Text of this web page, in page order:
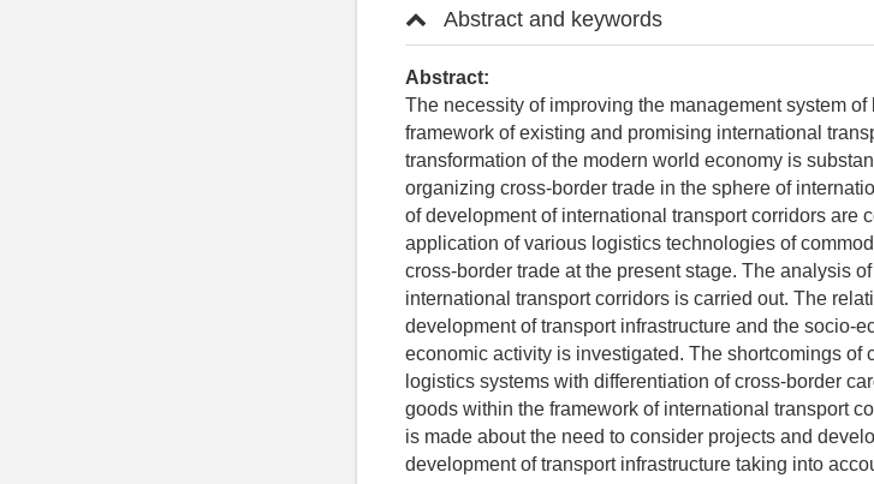
Abstract and keywords
Abstract:
The necessity of improving the management system
framework of existing and promising international
transformation of the modern world economy is
organizing cross-border trade in the sphere of
of development of international transport corridors are
application of various logistics technologies of
cross-border trade at the present stage. The analysis
international transport corridors is carried out. The
development of transport infrastructure and the socio-
economic activity is investigated. The shortcomings of
logistics systems with differentiation of cross-border
goods within the framework of international transport
is made about the need to consider projects and
development of transport infrastructure taking into